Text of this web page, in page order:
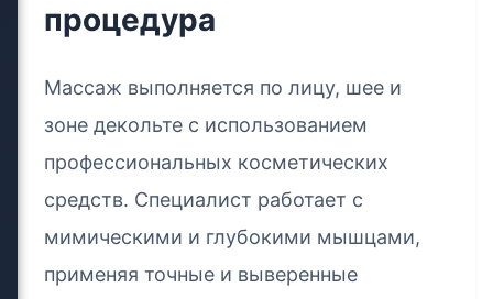
процедура
Массаж выполняется по лицу, шее и
зоне декольте с использованием
профессиональных косметических
средств. Специалист работает с
мимическими и глубокими мышцами,
применяя точные и выверенные